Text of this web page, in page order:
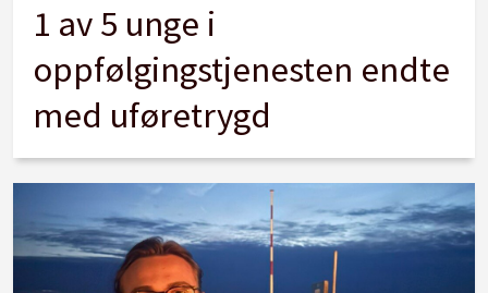
1 av 5 unge i
oppfølgingstjenesten endte
med uføretrygd